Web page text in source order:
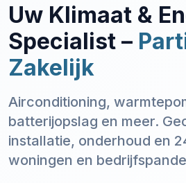
Uw Klimaat &
Specialist –
Zakelijk
Airconditioning,
batterijopslag en meer.
installatie, onderhoud en
woningen en